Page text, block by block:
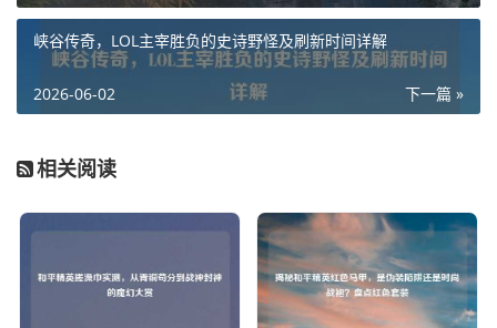
峡谷传奇，LOL主宰胜负的史诗野怪及刷新时间详解
下一篇 »
2026-06-02
相关阅读